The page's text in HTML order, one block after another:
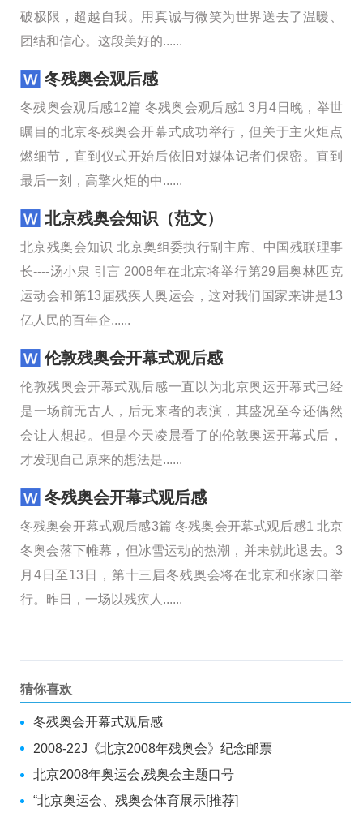
破极限，超越自我。用真诚与微笑为世界送去了温暖、
团结和信心。这段美好的......
冬残奥会观后感
冬残奥会观后感12篇 冬残奥会观后感1 3月4日晚，举世
瞩目的北京冬残奥会开幕式成功举行，但关于主火炬点
燃细节，直到仪式开始后依旧对媒体记者们保密。直到
最后一刻，高擎火炬的中......
北京残奥会知识（范文）
北京残奥会知识 北京奥组委执行副主席、中国残联理事
长----汤小泉 引言 2008年在北京将举行第29届奥林匹克
运动会和第13届残疾人奥运会，这对我们国家来讲是13
亿人民的百年企......
伦敦残奥会开幕式观后感
伦敦残奥会开幕式观后感一直以为北京奥运开幕式已经
是一场前无古人，后无来者的表演，其盛况至今还偶然
会让人想起。但是今天凌晨看了的伦敦奥运开幕式后，
才发现自己原来的想法是......
冬残奥会开幕式观后感
冬残奥会开幕式观后感3篇 冬残奥会开幕式观后感1 北京
冬奥会落下帷幕，但冰雪运动的热潮，并未就此退去。3
月4日至13日，第十三届冬残奥会将在北京和张家口举
行。昨日，一场以残疾人......
猜你喜欢
冬残奥会开幕式观后感
2008-22J《北京2008年残奥会》纪念邮票
北京2008年奥运会,残奥会主题口号
“北京奥运会、残奥会体育展示[推荐]